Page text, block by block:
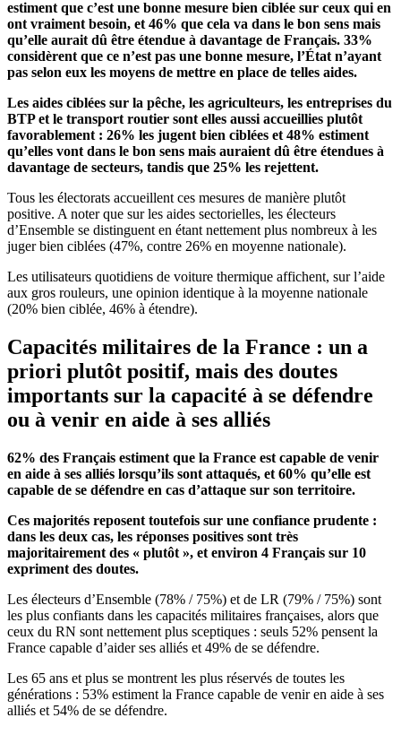
estiment que c’est une bonne mesure bien ciblée sur ceux qui en
ont vraiment besoin, et 46% que cela va dans le bon sens mais
qu’elle aurait dû être étendue à davantage de Français. 33%
considèrent que ce n’est pas une bonne mesure, l’État n’ayant
pas selon eux les moyens de mettre en place de telles aides.
Les aides ciblées sur la pêche, les agriculteurs, les entreprises du
BTP et le transport routier sont elles aussi accueillies plutôt
favorablement : 26% les jugent bien ciblées et 48% estiment
qu’elles vont dans le bon sens mais auraient dû être étendues à
davantage de secteurs, tandis que 25% les rejettent.
Tous les électorats accueillent ces mesures de manière plutôt
positive. A noter que sur les aides sectorielles, les électeurs
d’Ensemble se distinguent en étant nettement plus nombreux à les
juger bien ciblées (47%, contre 26% en moyenne nationale).
Les utilisateurs quotidiens de voiture thermique affichent, sur l’aide
aux gros rouleurs, une opinion identique à la moyenne nationale
(20% bien ciblée, 46% à étendre).
Capacités militaires de la France : un a
priori plutôt positif, mais des doutes
importants sur la capacité à se défendre
ou à venir en aide à ses alliés
62% des Français estiment que la France est capable de venir
en aide à ses alliés lorsqu’ils sont attaqués, et 60% qu’elle est
capable de se défendre en cas d’attaque sur son territoire.
Ces majorités reposent toutefois sur une confiance prudente :
dans les deux cas, les réponses positives sont très
majoritairement des « plutôt », et environ 4 Français sur 10
expriment des doutes.
Les électeurs d’Ensemble (78% / 75%) et de LR (79% / 75%) sont
les plus confiants dans les capacités militaires françaises, alors que
ceux du RN sont nettement plus sceptiques : seuls 52% pensent la
France capable d’aider ses alliés et 49% de se défendre.
Les 65 ans et plus se montrent les plus réservés de toutes les
générations : 53% estiment la France capable de venir en aide à ses
alliés et 54% de se défendre.